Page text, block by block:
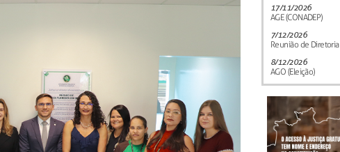
17/11/2026
AGE (CONADEP)
7/12/2026
Reunião de Diretoria
8/12/2026
AGO (Eleição)